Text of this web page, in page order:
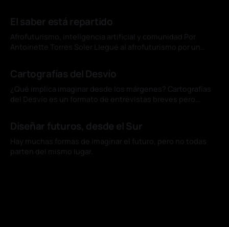
en Brasil, el concepto de amazofuturismo se ha
consolidado en ese país como subgénero de la literatura
de ciencia ficción y
El saber está repartido
Afrofuturismo, inteligencia artificial y comunidad Por
Antoinette Torres Soler Llegué al afrofuturismo por un
conocidos, imagina una catástrofe que arrasa Nueva York y
deja vivos, por un instante, a un hombre negro y una mujer
blanca. En
Cartografías del Desvío
¿Qué implica imaginar desde los márgenes? Cartografías
del Desvío es un formato de entrevistas breves pero
Sur y para el Sur. Mientras muchos imaginan el futuro
mirando hacia adelante, la artista peruana Chonon Bensho,
lo
Diseñar futuros, desde el Sur
Hay muchas formas de imaginar el futuro, pero no todas
parten del mismo lugar.